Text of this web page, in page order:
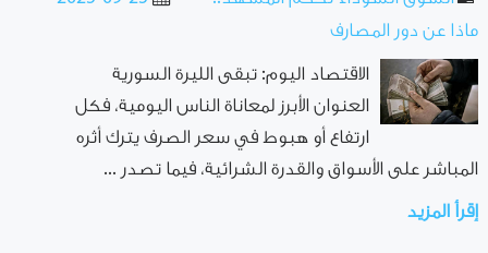
ماذا عن دور المصارف
الاقتصاد اليوم: تبقى الليرة السورية
العنوان الأبرز لمعاناة الناس اليومية، فكل
ارتفاع أو هبوط في سعر الصرف يترك أثره
المباشر على الأسواق والقدرة الشرائية، فيما تصدر ...
إقرأ المزيد